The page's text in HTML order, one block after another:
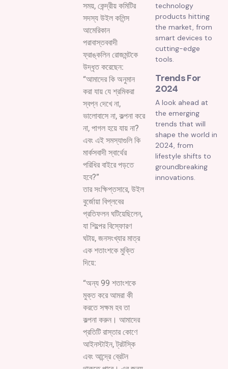
সময়, কেন্দ্রীয় কমিটির
সদস্য উইল কলিন্স
আমেরিকান
পরাবাস্তববাদী
ফ্রাঙ্কলিন রোজমন্টকে
উদ্ধৃত করেছেন:
“আমাদের কি অনুমান
করা যায় যে শ্রমিকরা
স্বপ্ন দেখে না,
ভালোবাসে না, কল্পনা করে
না, পাগল হয়ে যায় না?
এবং এই সমস্যাগুলি কি
মার্কসবাদী স্বার্থের
পরিধির বাইরে পড়তে
হবে?”
তার সংক্ষিপ্তসারে, উইল
বুর্জোয়া বিপ্লবের
প্রতিফলন ঘটিয়েছিলেন,
যা শিল্পের বিস্ফোরণ
ঘটায়, জনসংখ্যার মাত্র
এক শতাংশকে মুক্তি
দিয়ে:
“অন্য 99 শতাংশকে
মুক্ত করে আমরা কী
করতে সক্ষম হব তা
কল্পনা করুন। আমাদের
প্রতিটি রাস্তার কোণে
আইনস্টাইন, ট্রটস্কি
এবং আন্দ্রে ব্রেটন
technology
products hitting
the market, from
smart devices to
cutting-edge
tools.
Trends For
2024
A look ahead at
the emerging
trends that will
shape the world in
2024, from
lifestyle shifts to
groundbreaking
innovations.